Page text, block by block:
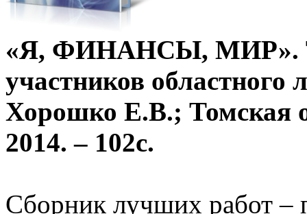
«Я, ФИНАНСЫ, МИР».
участников областного
Хорошко Е.В.; Томская
2014. – 102с.
Сборник лучших работ –